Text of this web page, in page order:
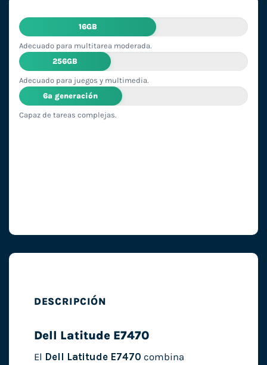
16GB
Adecuado para multitarea moderada.
256GB
Adecuado para juegos y multimedia.
6ª generación
Capaz de tareas complejas.
DESCRIPCIÓN
Dell Latitude E7470
El Dell Latitude E7470 combina